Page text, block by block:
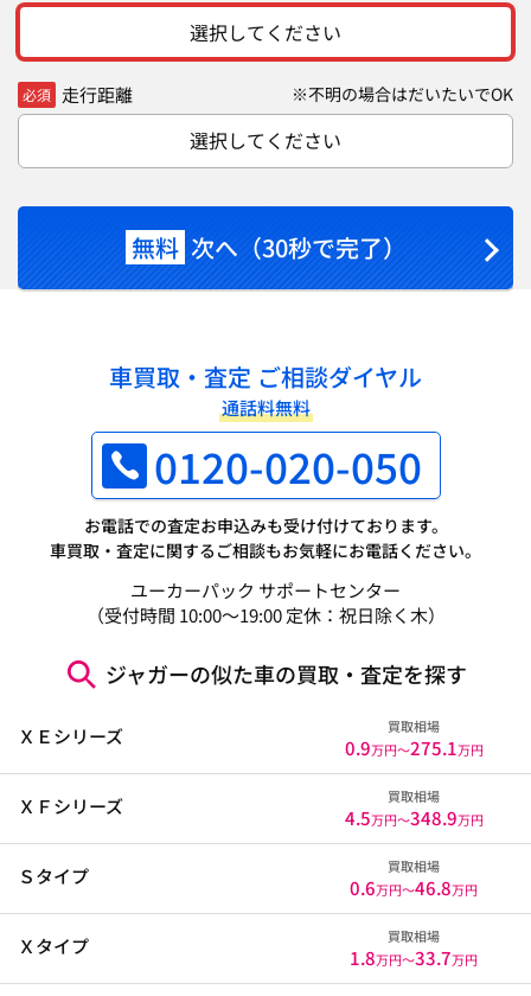
選択してください
必須 走行距離 ※不明の場合はだいたいでOK
選択してください
無料 次へ（30秒で完了）
車買取・査定 ご相談ダイヤル
通話料無料
0120-020-050
お電話での査定お申込みも受け付けております。
車買取・査定に関するご相談もお気軽にお電話ください。
ユーカーパック サポートセンター
（受付時間 10:00～19:00 定休：祝日除く木）
ジャガーの似た車の買取・査定を探す
ＸＥシリーズ 買取相場
0.9万円〜275.1万円
ＸＦシリーズ 買取相場
4.5万円〜348.9万円
Ｓタイプ 買取相場
0.6万円〜46.8万円
Ｘタイプ 買取相場
1.8万円〜33.7万円